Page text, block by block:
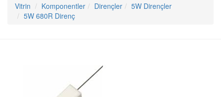
Vitrin Komponentler Dirençler
5W Dirençler
5W 680R Direnç